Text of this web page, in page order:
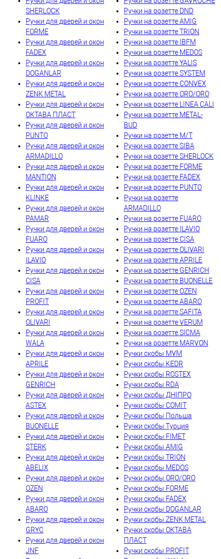
SHERLOCK
Ручки для дверей и окон
FORME
Ручки для дверей и окон
FADEX
Ручки для дверей и окон
DOGANLAR
Ручки для дверей и окон
ZENK METAL
Ручки для дверей и окон
ОКТАВА ПЛАСТ
Ручки для дверей и окон
PUNTO
Ручки для дверей и окон
ARMADILLO
Ручки для дверей и окон
MANTION
Ручки для дверей и окон
KLINKE
Ручки для дверей и окон
PAMAR
Ручки для дверей и окон
FUARO
Ручки для дверей и окон
ILAVIO
Ручки для дверей и окон
CISA
Ручки для дверей и окон
PROFIT
Ручки для дверей и окон
OLIVARI
Ручки для дверей и окон
WALA
Ручки для дверей и окон
APRILE
Ручки для дверей и окон
GENRICH
Ручки для дверей и окон
ASTEX
Ручки для дверей и окон
BUONELLE
Ручки для дверей и окон
STERK
Ручки для дверей и окон
ABELIX
Ручки для дверей и окон
OZEN
Ручки для дверей и окон
ABARO
Ручки для дверей и окон
GRYC
Ручки для дверей и окон
JNF
Ручки на розетте DND
Ручки на розетте AMIG
Ручки на розетте TRION
Ручки на розетте IBFM
Ручки на розетте MEDOS
Ручки на розетте YALIS
Ручки на розетте SYSTEM
Ручки на розетте CONVEX
Ручки на розетте ORO/ORO
Ручки на розетте LINEA CALI
Ручки на розетте METAL-
BUD
Ручки на розетте M/T
Ручки на розетте SIBA
Ручки на розетте SHERLOCK
Ручки на розетте FORME
Ручки на розетте FADEX
Ручки на розетте PUNTO
Ручки на розетте
ARMADILLO
Ручки на розетте FUARO
Ручки на розетте ILAVIO
Ручки на розетте CISA
Ручки на розетте OLIVARI
Ручки на розетте APRILE
Ручки на розетте GENRICH
Ручки на розетте BUONELLE
Ручки на розетте OZEN
Ручки на розетте ABARO
Ручки на розетте SAFITA
Ручки на розетте VERUM
Ручки на розетте SICMA
Ручки на розетте MARVON
Ручки скобы MVM
Ручки скобы KEDR
Ручки скобы ROSTEX
Ручки скобы RDA
Ручки скобы ДНІПРО
Ручки скобы COMIT
Ручки скобы Польша
Ручки скобы Турция
Ручки скобы FIMET
Ручки скобы AMIG
Ручки скобы TRION
Ручки скобы MEDOS
Ручки скобы ORO/ORO
Ручки скобы FORME
Ручки скобы FADEX
Ручки скобы DOGANLAR
Ручки скобы ZENK METAL
Ручки скобы ОКТАВА
ПЛАСТ
Ручки скобы PROFIT